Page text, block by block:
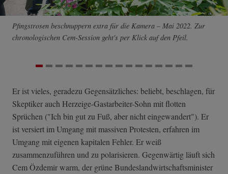
Pfingstrosen beschnuppern extra für die Kamera – Mai 2022. Zur
chronologischen Cem-Session geht's per Klick auf den Pfeil.
Er ist vieles, geradezu Gegensätzliches: beliebt, beschlagen, für
Skeptiker auch Herzeige-Gastarbeiter-Sohn mit flotten
Sprüchen ("Ich bin gut zu Fuß, aber nicht eingewandert"). Er
ist versiert im Umgang mit massiven Protesten, erfahren im
Umgang mit eigenen kapitalen Fehler. Er weiß
zusammenzuführen und zu polarisieren. Gegenwärtig läuft sich
Cem Özdemir warm, der grüne Bundeslandwirtschaftsminister